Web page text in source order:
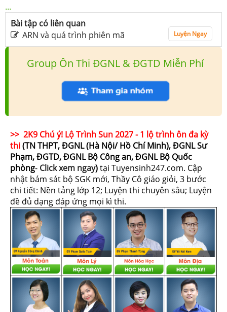
...
Bài tập có liên quan
ARN và quá trình phiên mã
Luyện Ngay
Group Ôn Thi ĐGNL & ĐGTD Miễn Phí
>> 2K9 Chú ý! Lộ Trình Sun 2027 - 1 lộ trình ôn đa kỳ
thi(TN THPT, ĐGNL (Hà Nội/ Hồ Chí Minh), ĐGNL Sư
Phạm, ĐGTD, ĐGNL Bộ Công an, ĐGNL Bộ Quốc
phòng- Click xem ngay)tại Tuyensinh247.com. Cập
nhật bám sát bộ SGK mới, Thầy Cô giáo giỏi, 3 bước
chi tiết: Nền tảng lớp 12; Luyện thi chuyên sâu; Luyện
đề đủ dạng đáp ứng mọi kì thi.